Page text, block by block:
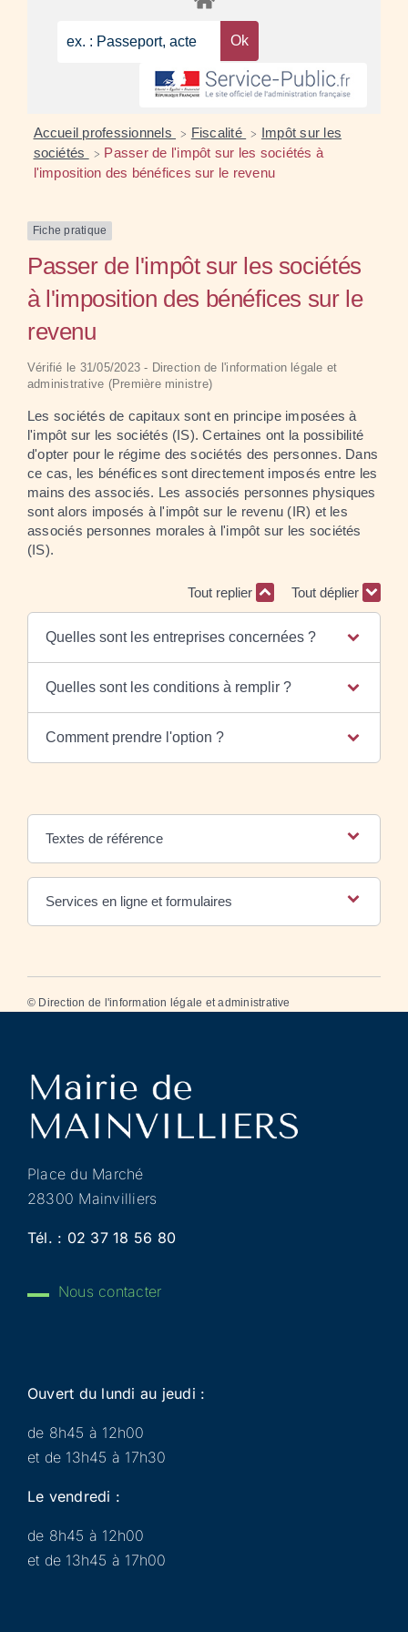
Accueil professionnels > Fiscalité > Impôt sur les
sociétés
> Passer de l'impôt sur les sociétés à
l'imposition des bénéfices sur le revenu
Fiche pratique
Passer de l'impôt sur les sociétés
à l'imposition des bénéfices sur le
revenu
Vérifié le 31/05/2023 - Direction de l'information légale et
administrative (Première ministre)
Les sociétés de capitaux sont en principe imposées à
l'impôt sur les sociétés (IS). Certaines ont la possibilité
d'opter pour le régime des sociétés des personnes. Dans
ce cas, les bénéfices sont directement imposés entre les
mains des associés. Les associés personnes physiques
sont alors imposés à l'impôt sur le revenu (IR) et les
associés personnes morales à l'impôt sur les sociétés
(IS).
Tout replier Tout déplier
Quelles sont les entreprises concernées ?
Quelles sont les conditions à remplir ?
Comment prendre l'option ?
Textes de référence
Services en ligne et formulaires
© Direction de l'information légale et administrative
Place du Marché
28300 Mainvilliers
Tél. : 02 37 18 56 80
Nous contacter
Ouvert du lundi au jeudi :
de 8h45 à 12h00
et de 13h45 à 17h30
Le vendredi :
de 8h45 à 12h00
et de 13h45 à 17h00